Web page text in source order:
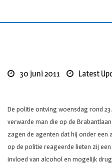
30 juni 2011 Latest
De politie ontving woensdag rond
verwarde man die op de
zagen de agenten dat hij onder een
op de politie reageerde lieten zij
invloed van alcohol en mogelijk